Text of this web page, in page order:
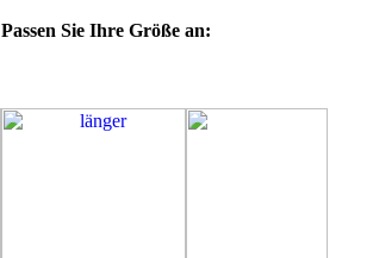
Passen Sie Ihre Größe an: